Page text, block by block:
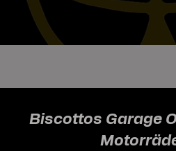
Biscottos Garage